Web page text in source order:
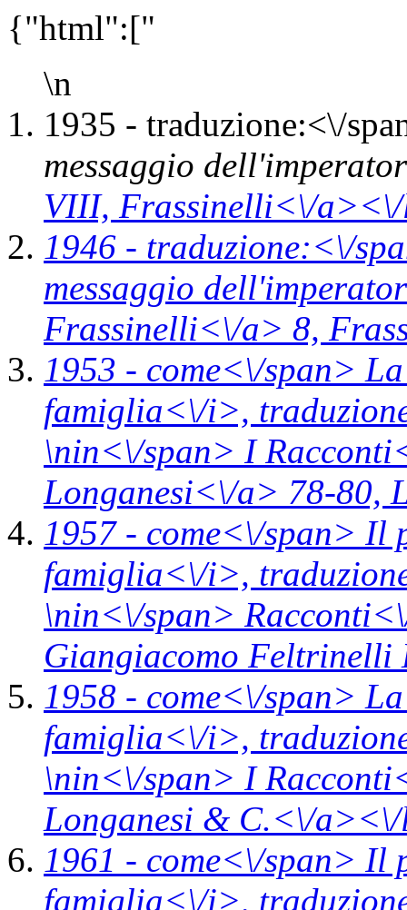
{"html":["
\n
1935 - traduzione:<\/
messaggio
VIII, Frassinelli<\/
1946 - traduzione:<\/
messaggio
Frassinelli<\/a> 8,
1953 - come<\/span>
famiglia<\/i>,
\nin<\/span> I
Longanesi<\/a> 78-80,
1957 - come<\/span> Il
famiglia<\/i>,
\nin<\/span>
Giangiacomo
1958 - come<\/span>
famiglia<\/i>,
\nin<\/span> I
Longanesi & C.<\/
1961 - come<\/span> Il
famiglia<\/i>,